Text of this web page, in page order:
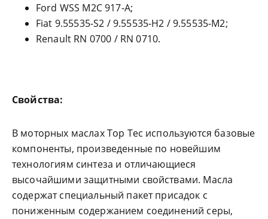
Ford WSS M2C 917-A;
Fiat 9.55535-S2 / 9.55535-H2 / 9.55535-M2;
Renault RN 0700 / RN 0710.
Свойства:
В моторных маслах Top Tec используются базовые
компоненты, произведенные по новейшим
технологиям синтеза и отличающиеся
высочайшими защитными свойствами. Масла
содержат специальный пакет присадок с
пониженным содержанием соединений серы,